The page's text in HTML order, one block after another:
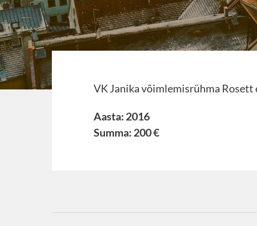
VK Janika võimlemisrühma
Aasta: 2016
Summa: 200 €